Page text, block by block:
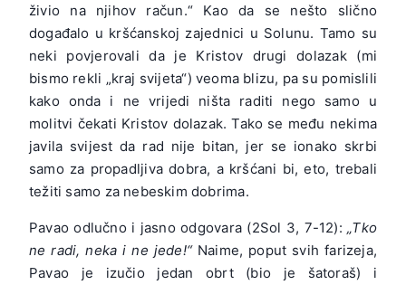
živio na njihov račun.“ Kao da se nešto slično
događalo u kršćanskoj zajednici u Solunu. Tamo su
neki povjerovali da je Kristov drugi dolazak (mi
bismo rekli „kraj svijeta“) veoma blizu, pa su pomislili
kako onda i ne vrijedi ništa raditi nego samo u
molitvi čekati Kristov dolazak. Tako se među nekima
javila svijest da rad nije bitan, jer se ionako skrbi
samo za propadljiva dobra, a kršćani bi, eto, trebali
težiti samo za nebeskim dobrima.
Pavao odlučno i jasno odgovara (2Sol 3, 7-12):„Tko
ne radi, neka i ne jede!“Naime, poput svih farizeja,
Pavao je izučio jedan obrt (bio je šatoraš) i